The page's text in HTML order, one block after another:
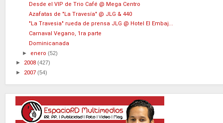
Desde el VIP de Trio Café @ Mega Centro
Azafatas de "La Travesía" @ JLG & 440
"La Travesia" rueda de prensa JLG @ Hotel El Embaj...
Carnaval Vegano, 1ra parte
Dominicanada
► enero(52)
► 2008 (427)
► 2007 (54)